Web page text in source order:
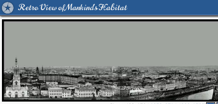
Retro View of Mankind's Habitat